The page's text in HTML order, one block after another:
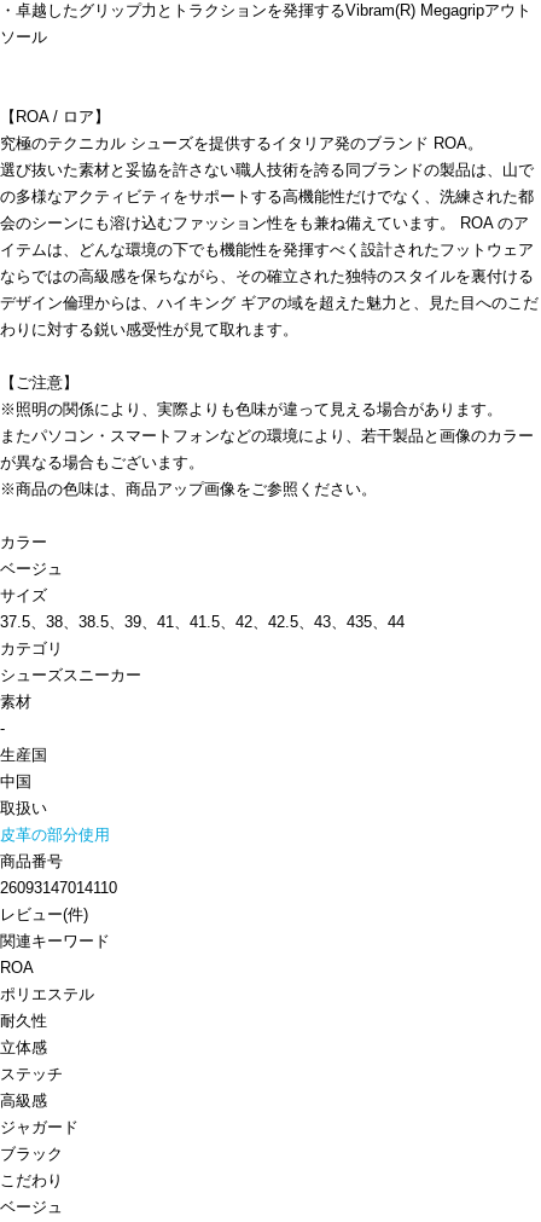
・卓越したグリップ力とトラクションを発揮するVibram(R) Megagripアウト
ソール
【ROA / ロア】
究極のテクニカル シューズを提供するイタリア発のブランド ROA。
選び抜いた素材と妥協を許さない職人技術を誇る同ブランドの製品は、山で
の多様なアクティビティをサポートする高機能性だけでなく、洗練された都
会のシーンにも溶け込むファッション性をも兼ね備えています。 ROA のア
イテムは、どんな環境の下でも機能性を発揮すべく設計されたフットウェア
ならではの高級感を保ちながら、その確立された独特のスタイルを裏付ける
デザイン倫理からは、ハイキング ギアの域を超えた魅力と、見た目へのこだ
わりに対する鋭い感受性が見て取れます。
【ご注意】
※照明の関係により、実際よりも色味が違って見える場合があります。
またパソコン・スマートフォンなどの環境により、若干製品と画像のカラー
が異なる場合もございます。
※商品の色味は、商品アップ画像をご参照ください。
カラー
ベージュ
サイズ
37.5、38、38.5、39、41、41.5、42、42.5、43、435、44
カテゴリ
シューズスニーカー
素材
-
生産国
中国
取扱い
皮革の部分使用
商品番号
26093147014110
レビュー(件)
関連キーワード
ROA
ポリエステル
耐久性
立体感
ステッチ
高級感
ジャガード
ブラック
こだわり
ベージュ